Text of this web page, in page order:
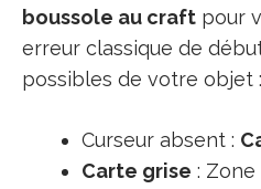
boussole au craft pour
erreur classique de
possibles de votre objet :
Curseur absent :
Carte grise :